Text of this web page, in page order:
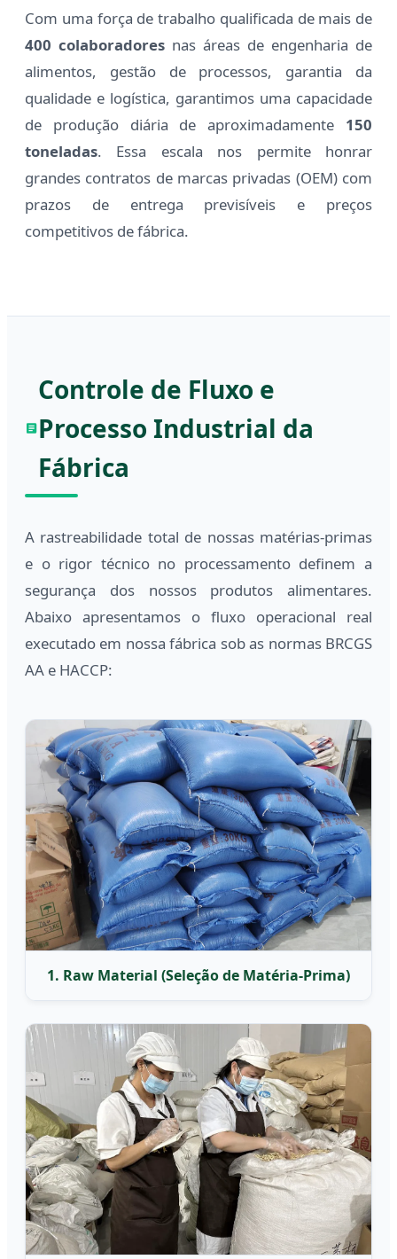
Com uma força de trabalho qualificada de mais de
400 colaboradores nas áreas de engenharia de
alimentos, gestão de processos, garantia da
qualidade e logística, garantimos uma capacidade
de produção diária de aproximadamente 150
toneladas. Essa escala nos permite honrar
grandes contratos de marcas privadas (OEM) com
prazos de entrega previsíveis e preços
competitivos de fábrica.
Controle de Fluxo e
Processo Industrial da
Fábrica
A rastreabilidade total de nossas matérias-primas
e o rigor técnico no processamento definem a
segurança dos nossos produtos alimentares.
Abaixo apresentamos o fluxo operacional real
executado em nossa fábrica sob as normas BRCGS
AA e HACCP:
1. Raw Material (Seleção de Matéria-Prima)